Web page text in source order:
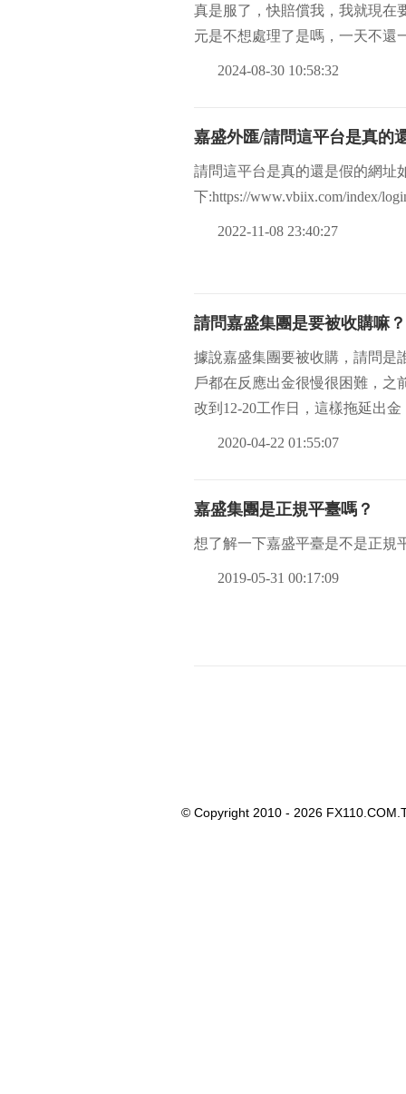
真是服了，快賠償我，我就現在
元是不想處理了是嗎，一天不還
2024-08-30 10:58:32
嘉盛外匯/請問這平台是真的
請問這平台是真的還是假的網址
下:https://www.vbiix.com/index/
2022-11-08 23:40:27
請問嘉盛集團是要被收購嘛？
據說嘉盛集團要被收購，請問是
戶都在反應出金很慢很困難，之
改到12-20工作日，這樣拖延出
2020-04-22 01:55:07
嘉盛集團是正規平臺嗎？
想了解一下嘉盛平臺是不是正規
2019-05-31 00:17:09
© Copyright 2010 - 2026